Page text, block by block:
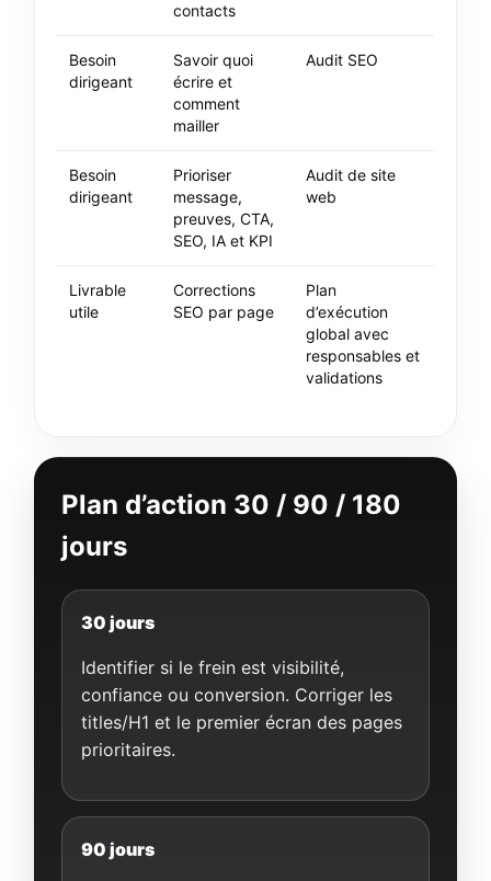
contacts
Besoin
dirigeant
Savoir quoi
écrire et
comment
mailler
Audit SEO
Besoin
dirigeant
Prioriser
message,
preuves, CTA,
SEO, IA et KPI
Audit de site
web
Livrable
utile
Corrections
SEO par page
Plan
d’exécution
global avec
responsables et
validations
Plan d’action 30 / 90 / 180
jours
30 jours
Identifier si le frein est visibilité,
confiance ou conversion. Corriger les
titles/H1 et le premier écran des pages
prioritaires.
90 jours